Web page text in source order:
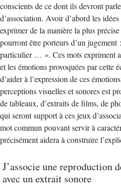
conscients de ce dont ils devront
d’association. Avoir d’abord les
exprimer de la manière la plus
pourront être porteurs d’un jugement
particulier … ». Ces mots expriment
et les émotions provoquées par
d’aider à l’expression de ces
perceptions visuelles et sonores est
de tableaux, d’extraits de films, de
qui seront support à ces jeux
mot commun pouvant servir à
précisément aidera à construire
J’associe une reproduction
avec un extrait sonore